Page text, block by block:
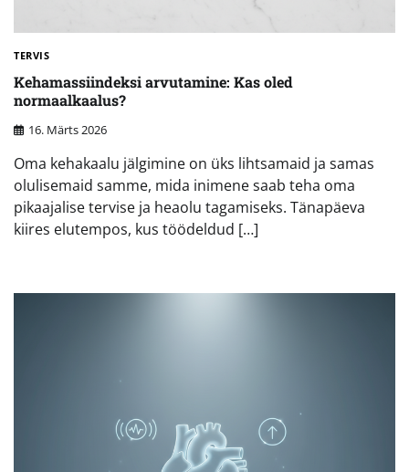
TERVIS
Kehamassiindeksi arvutamine: Kas oled
normaalkaalus?
16. Märts 2026
Oma kehakaalu jälgimine on üks lihtsamaid ja samas
olulisemaid samme, mida inimene saab teha oma
pikaajalise tervise ja heaolu tagamiseks. Tänapäeva
kiires elutempos, kus töödeldud […]